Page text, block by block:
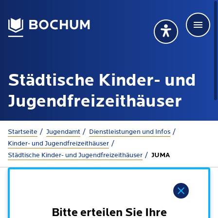
Übersetzung
Deutsch
Städtische Kinder- und
Jugendfreizeithäuser
Startseite Jugendamt
Dienstleistungen und Infos
Kinder- und Jugendfreizeithäuser
Städtische Kinder- und Jugendfreizeithäuser
JUMA
Bitte erteilen Sie Ihre
Übersetzung wählen (öffnet sich in Google
Deutsch
115 anrufen Mehr erfahren
Rathaus
Online-Dienste - Serviceportal